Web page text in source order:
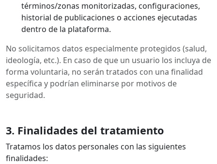
términos/zonas monitorizadas, configuraciones,
historial de publicaciones o acciones ejecutadas
dentro de la plataforma.
No solicitamos datos especialmente protegidos (salud,
ideología, etc.). En caso de que un usuario los incluya de
forma voluntaria, no serán tratados con una finalidad
específica y podrían eliminarse por motivos de
seguridad.
3. Finalidades del tratamiento
Tratamos los datos personales con las siguientes
finalidades: